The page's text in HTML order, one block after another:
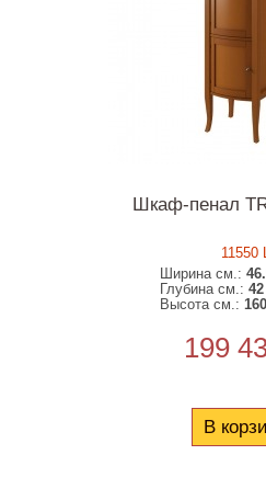
Шкаф-пенал
11550
Ширина см.:
Глубина см.:42
Высота см.:160
199
В